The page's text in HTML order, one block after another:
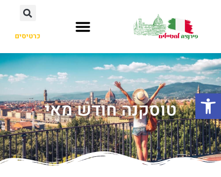
כרטיסים
טוסקנה חודש מאיפתח סרגל נגישות